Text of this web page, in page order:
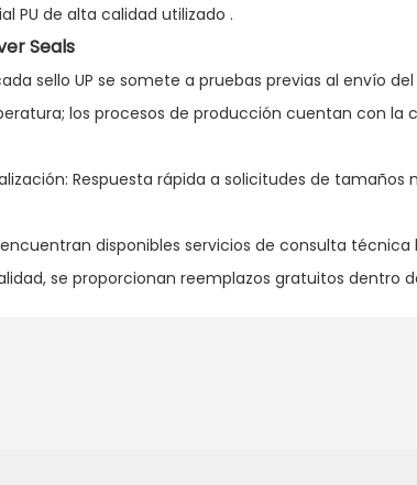
PU de alta calidad utilizado .
Seals
sello UP se somete a pruebas previas al envío
los procesos de producción cuentan con la
Respuesta rápida a solicitudes de
disponibles servicios de consulta
se proporcionan reemplazos gratuitos dentro